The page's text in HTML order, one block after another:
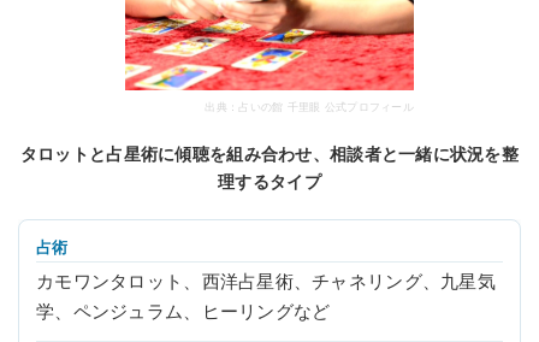
出典：占いの館 千里眼 公式プロフィール
タロットと占星術に傾聴を組み合わせ、相談者と一緒に状況を整
理するタイプ
占術
カモワンタロット、西洋占星術、チャネリング、九星気
学、ペンジュラム、ヒーリングなど